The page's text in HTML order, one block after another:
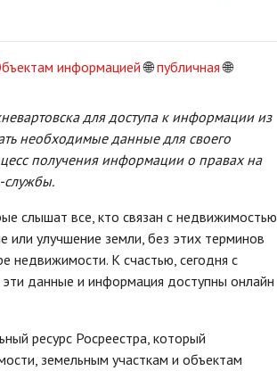
информацией🌐публичная🌐
для доступа к информации из
необходимые данные для своего
получения информации о правах на
службы.
слышат все, кто связан с недвижимостью
или улучшение земли, без этих терминов
недвижимости. К счастью, сегодня с
данные и информация доступны онлайн
ресурс Росреестра, который
земельным участкам и объектам